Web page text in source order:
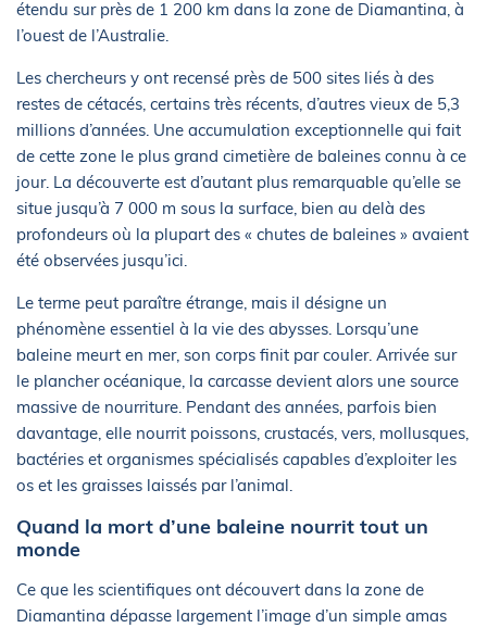
étendu sur près de 1 200 km dans la zone de Diamantina, à
l’ouest de l’Australie.
Les chercheurs y ont recensé près de 500 sites liés à des
restes de cétacés, certains très récents, d’autres vieux de 5,3
millions d’années. Une accumulation exceptionnelle qui fait
de cette zone le plus grand cimetière de baleines connu à ce
jour. La découverte est d’autant plus remarquable qu’elle se
situe jusqu’à 7 000 m sous la surface, bien au delà des
profondeurs où la plupart des « chutes de baleines » avaient
été observées jusqu’ici.
Le terme peut paraître étrange, mais il désigne un
phénomène essentiel à la vie des abysses. Lorsqu’une
baleine meurt en mer, son corps finit par couler. Arrivée sur
le plancher océanique, la carcasse devient alors une source
massive de nourriture. Pendant des années, parfois bien
davantage, elle nourrit poissons, crustacés, vers, mollusques,
bactéries et organismes spécialisés capables d’exploiter les
os et les graisses laissés par l’animal.
Quand la mort d’une baleine nourrit tout un
monde
Ce que les scientifiques ont découvert dans la zone de
Diamantina dépasse largement l’image d’un simple amas